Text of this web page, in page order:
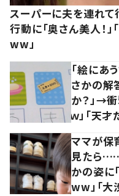
スーパーに夫を連れて
行動に「奥さん美人！
ww」
「絵にあ
さかの解
か？」→
ｗ」「天才
ママが保
見たら……
かの姿に
ww」「大